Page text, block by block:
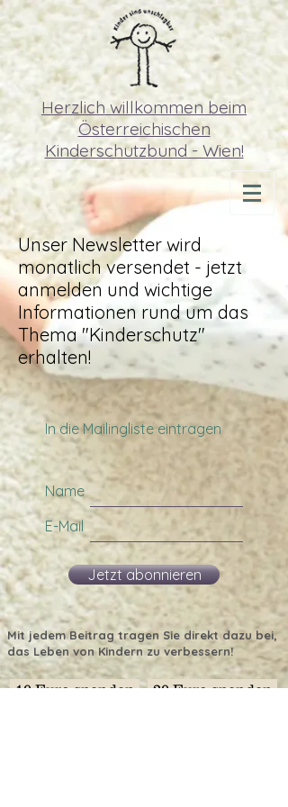
Herzlich willkommen beim
Österreichischen
Kinderschutzbund - Wien!
Unser Newsletter wird
monatlich versendet - jetzt
anmelden und wichtige
Informationen rund um das
Thema "Kinderschutz"
erhalten!
In die Mailingliste eintragen
Name
E-Mail
Jetzt abonnieren
Mit jedem Beitrag tragen Sie direkt dazu bei,
das Leben von Kindern zu verbessern!
10 Euro spenden 20 Euro spenden